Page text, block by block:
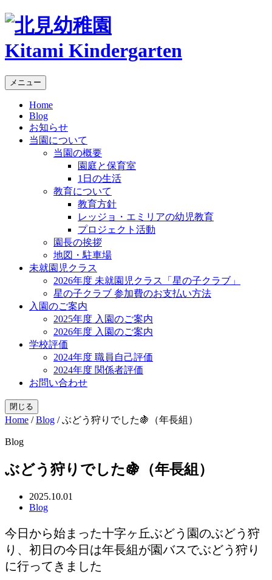
Kitami Kindergarten
メニュー
Home
Blog
お知らせ
当園について
当園の概要
園庭と保育室
1日の生活
教育について
教育方針
レッジョ・エミリアの幼児教育
プロジェクト活動
園長の挨拶
地図・駐車場
未就園児クラス
2026年度 未就園児クラス「星の子クラブ」
星の子クラブ 参加費のお支払い方法
入園のご案内
2025年度 入園のご案内
2026年度 入園のご案内
学校評価
2024年度 職員自己評価
2024年度 関係者評価
お問い合わせ
閉じる
Home /Blog /ぶどう狩りでした🍇（年長組）
Blog
ぶどう狩りでした🍇（年長組）
2025.10.01
Blog
今日から始まった十字ヶ丘ぶどう園のぶどう狩
り、初日の今日は年長組が園バスでぶどう狩り
に行ってきました